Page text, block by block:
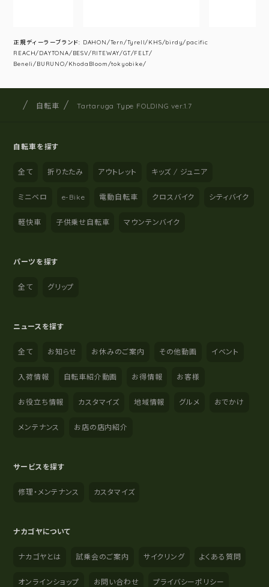
正規ディーラーブランド: DAHON/Tern/Tyrell/KHS/birdy/pacific
REACH/DAYTONA/BESV/RITEWAY/GT/FELT/
Beneli/BURUNO/KhodaBloom/tokyobike/
サイト内の現在地
サイクルショップナカゴヤ
自転車 Tartaruga Type FOLDING ver.1.7
自転車を探す
全て 折りたたみ アウトレット キッズ / ジュニア
ミニベロ e-Bike 電動自転車 クロスバイク シティバイク
軽快車 子供乗せ自転車 マウンテンバイク
パーツを探す
全て グリップ
ニュースを探す
全て お知らせ お休みのご案内 その他動画 イベント
入荷情報 自転車紹介動画 お得情報 お客様
お役立ち情報 カスタマイズ 地域情報 グルメ おでかけ
メンテナンス お店の店内紹介
サービスを探す
修理・メンテナンス カスタマイズ
ナカゴヤについて
ナカゴヤとは 試乗会のご案内 サイクリング よくある質問
オンラインショップ お問い合わせ プライバシーポリシー